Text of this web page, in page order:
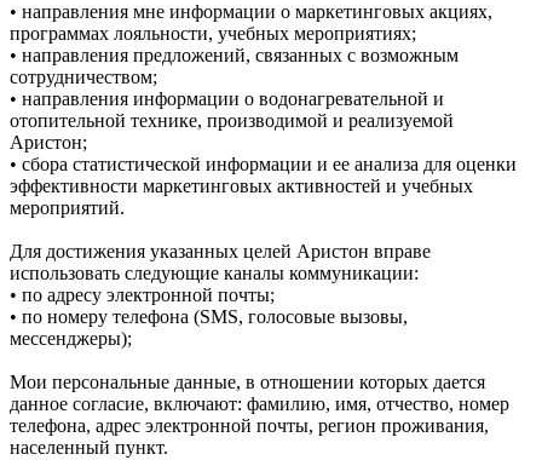
• направления мне информации о маркетинговых акциях,
программах лояльности, учебных мероприятиях;
• направления предложений, связанных с возможным
сотрудничеством;
• направления информации о водонагревательной и
отопительной технике, производимой и реализуемой
Аристон;
• сбора статистической информации и ее анализа для оценки
эффективности маркетинговых активностей и учебных
мероприятий.
Для достижения указанных целей Аристон вправе
использовать следующие каналы коммуникации:
• по адресу электронной почты;
• по номеру телефона (SMS, голосовые вызовы,
мессенджеры);
Мои персональные данные, в отношении которых дается
данное согласие, включают: фамилию, имя, отчество, номер
телефона, адрес электронной почты, регион проживания,
населенный пункт.